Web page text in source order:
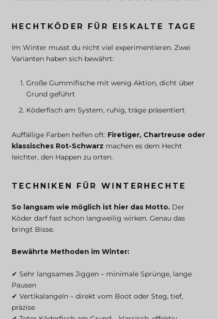
HECHTKÖDER FÜR EISKALTE TAGE
Im Winter musst du nicht viel experimentieren. Zwei
Varianten haben sich bewährt:
Große Gummifische mit wenig Aktion, dicht über
Grund geführt
Köderfisch am System, ruhig, träge präsentiert
Auffällige Farben helfen oft: Firetiger, Chartreuse oder
klassisches Rot-Schwarz machen es dem Hecht
leichter, den Happen zu orten.
TECHNIKEN FÜR WINTERHECHTE
So langsam wie möglich ist hier das Motto. Der
Köder darf fast schon langweilig wirken. Genau das
bringt Bisse.
Bewährte Methoden im Winter:
✔ Sehr langsames Jiggen – minimale Sprünge, lange
Pausen
✔ Vertikalangeln – direkt vom Boot oder Steg, tief,
präzise